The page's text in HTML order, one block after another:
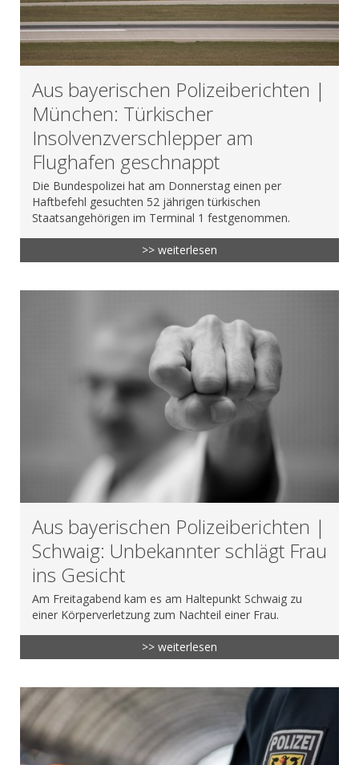
Aus bayerischen Polizeiberichten |
München: Türkischer
Insolvenzverschlepper am
Flughafen geschnappt
Die Bundespolizei hat am Donnerstag einen per
Haftbefehl gesuchten 52 jährigen türkischen
Staatsangehörigen im Terminal 1 festgenommen.
>> weiterlesen
Aus bayerischen Polizeiberichten |
Schwaig: Unbekannter schlägt Frau
ins Gesicht
Am Freitagabend kam es am Haltepunkt Schwaig zu
einer Körperverletzung zum Nachteil einer Frau.
>> weiterlesen